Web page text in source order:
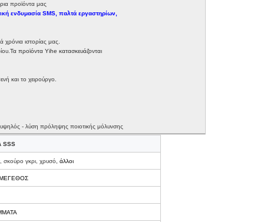
προϊόντα μας
ενδυμασία SMS, παλτά εργαστηρίων,
ιστορίας μας.
Τα προϊόντα Yihe κατασκευάζονται
και το χειρούργο.
- λύση πρόληψης ποιοτικής μόλυνσης
SSS
γκρι, χρυσό , άλλοι
ΜΕΓΕΘΟΣ